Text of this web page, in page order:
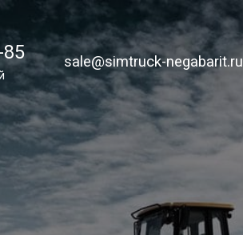
sale@simtruck-negabarit.ru
85 sale@simtruck-negabarit.ru